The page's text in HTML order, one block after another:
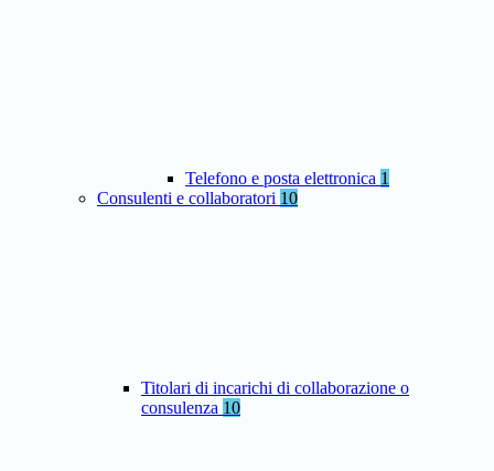
Telefono e posta elettronica 1
Consulenti e collaboratori 10
Titolari di incarichi di collaborazione o
consulenza 10